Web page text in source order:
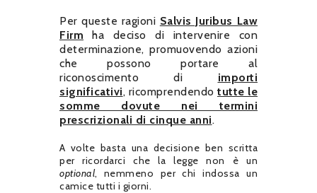
Per queste ragioni Salvis Juribus Law
Firm ha deciso di intervenire con
determinazione, promuovendo azioni
che possono portare al
riconoscimento di importi
significativi, ricomprendendo tutte le
somme dovute nei termini
prescrizionali di cinque anni.
A volte basta una decisione ben scritta
per ricordarci che la legge non è un
optional, nemmeno per chi indossa un
camice tutti i giorni.